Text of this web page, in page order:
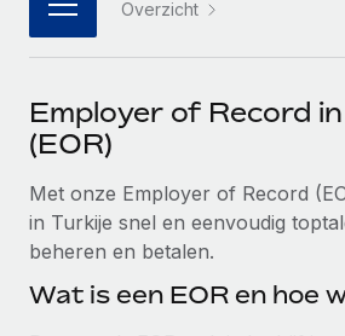
Integraties
DIENSTEN
Krijg hulp van global HR- en
Achtergrondonderzoek
Vereenvoudig het
Strategische
Een partner worden
Ontdek hoe je met ons kunt
Integraties en advies over AI-
CASESTUDY'S
Webinars
Newsroom
Inzichtencentrum
한국어
Overzicht
Employer of Record
(EOR)
Met onze Employer of Record
in Turkije snel en eenvoudig
beheren en betalen.
Wat is een EOR en hoe